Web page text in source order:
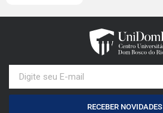
RECEBER NOVIDADES